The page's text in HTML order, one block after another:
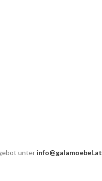
unter info@galamoebel.at